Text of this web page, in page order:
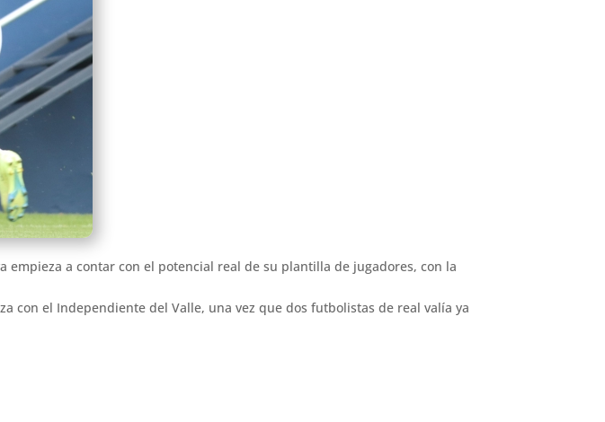
a contar con el potencial real de su plantilla de jugadores, con la
con el Independiente del Valle, una vez que dos futbolistas de real valía ya